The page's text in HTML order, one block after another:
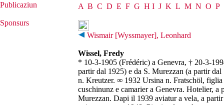
Publicaziun
Sponsurs
A B C D E F G H I J K L M N O P
Wismair [Wyssmayer], Leonhard
Wissel, Fredy
* 10-3-1905 (Frédéric) a Genevra, † 20-3-
partir dal 1925) e da S. Murezzan (a partir
n. Kreutzer. ∞ 1932 Ursina n. Fratschöl,
cuschinunz e camarier a Genevra. Hotelier, a
Murezzan. Dapi il 1939 aviatur a vela, a